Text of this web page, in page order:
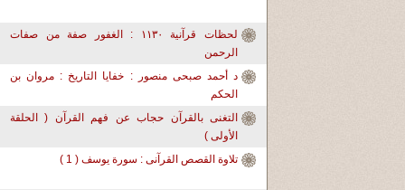
لحظات قرآنية ١١٣٠ : الغفور صفة من صفات
الرحمن
د أحمد صبحى منصور : خفايا التاريخ : مروان بن
الحكم
التغنى بالقرآن حجاب عن فهم القرآن ( الحلقة
الأولى )
تلاوة القصص القرآنى : سورة يوسف ( 1 )